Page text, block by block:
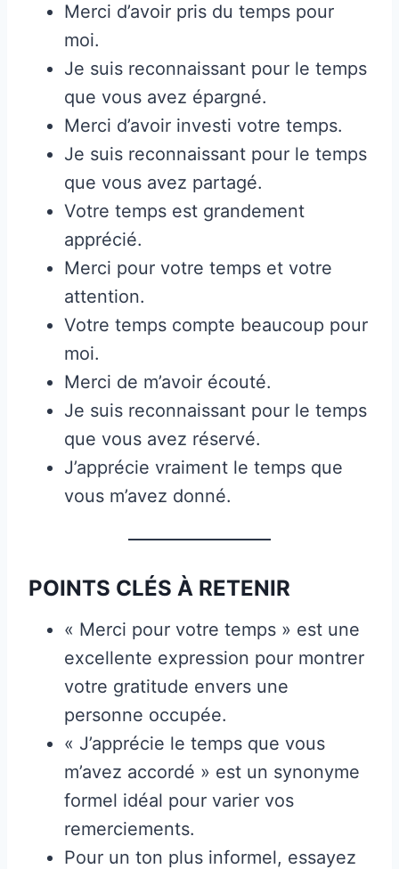
Merci d’avoir pris du temps pour
moi.
Je suis reconnaissant pour le temps
que vous avez épargné.
Merci d’avoir investi votre temps.
Je suis reconnaissant pour le temps
que vous avez partagé.
Votre temps est grandement
apprécié.
Merci pour votre temps et votre
attention.
Votre temps compte beaucoup pour
moi.
Merci de m’avoir écouté.
Je suis reconnaissant pour le temps
que vous avez réservé.
J’apprécie vraiment le temps que
vous m’avez donné.
POINTS CLÉS À RETENIR
« Merci pour votre temps » est une
excellente expression pour montrer
votre gratitude envers une
personne occupée.
« J’apprécie le temps que vous
m’avez accordé » est un synonyme
formel idéal pour varier vos
remerciements.
Pour un ton plus informel, essayez